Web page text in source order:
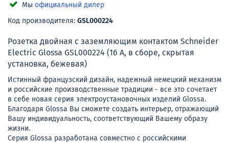
Мы официальный дилер
Код производителя: GSL000224
Розетка двойная с заземляющим контактом Schneider
Electric Glossa GSL000224 (16 А, в сборе, скрытая
установка, бежевая)
Истинный французский дизайн, надежный немецкий механизм
и российские производственные традиции - все это сочетает
в себе новая серия электроустановочных изделий Glossa.
Благодаря Glossa Вы сможете создать интерьер, отражающий
Вашу индивидуальность, соответствующий Вашему образу
жизни.
Серия Glossa разработана совместно с российскими